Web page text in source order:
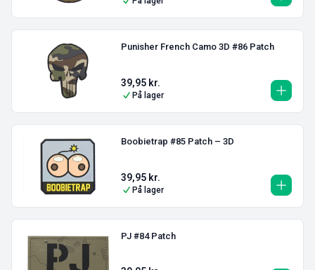
Punisher French Camo 3D #86 Patch
39,95 kr.
På lager
Boobietrap #85 Patch – 3D
39,95 kr.
På lager
PJ #84 Patch